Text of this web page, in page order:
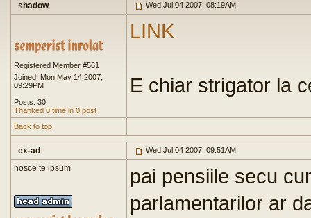
shadow
Wed Jul 04 2007, 08:19AM
Registered Member #561
Joined: Mon May 14 2007,
09:29PM
Posts: 30
Thanked 0 time in 0 post
LINK
E chiar strigator la
Back to top
ex-ad Wed Jul 04 2007, 09:51AM
nosce te ipsum
pai pensiile secu
parlamentarilor ar